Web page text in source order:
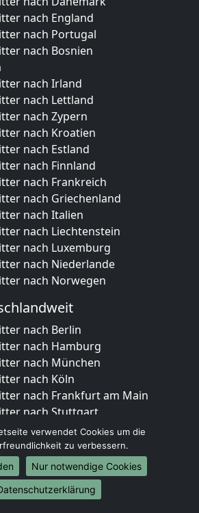
nach England
nach Portugal
nach Bosnien
nach Irland
nach Lettland
nach Zypern
nach Kroatien
nach Estland
nach Finnland
nach Frankreich
nach Griechenland
nach Italien
nach Liechtenstein
nach Luxemburg
nach Niederlande
nach Norwegen
nach Berlin
nach Hamburg
nach München
nach Köln
nach Frankfurt am Main
nach Stuttgart
nach Düsseldorf
nach Leipzig
nach Dortmund
nach Essen
nach Bremen
verwendet Cookies um die
zu verbessern.
Nur notwendige Cookies